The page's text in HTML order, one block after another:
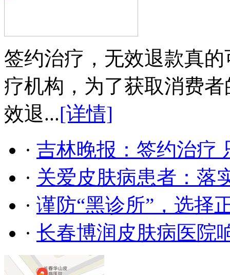
签约治疗，无效退款真
疗机构，为了获取消费
效退...[详情]
· 吉林晚报：签约治疗
· 关爱皮肤病患者：落
· 谨防“黑诊所”，选择
· 长春博润皮肤病医院